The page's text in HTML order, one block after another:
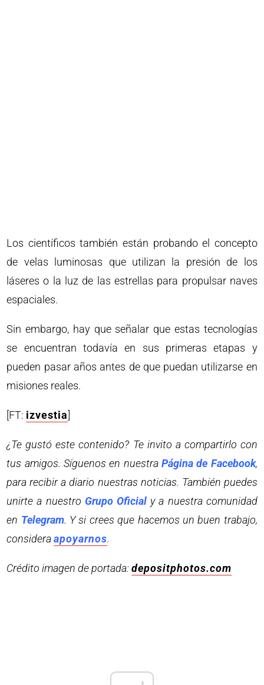
Los científicos también están probando el concepto
de velas luminosas que utilizan la presión de los
láseres o la luz de las estrellas para propulsar naves
espaciales.
Sin embargo, hay que señalar que estas tecnologías
se encuentran todavía en sus primeras etapas y
pueden pasar años antes de que puedan utilizarse en
misiones reales.
[FT: izvestia
¿Te gustó este contenido? Te invito a compartirlo con
tus amigos. Síguenos en nuestraPágina de Facebook,
para recibir a diario nuestras noticias. También puedes
unirte a nuestro Grupo Oficial y a nuestra comunidad
en Telegram. Y si crees que hacemos un buen trabajo,
consideraapoyarnos.
Crédito imagen de portada:depositphotos.com